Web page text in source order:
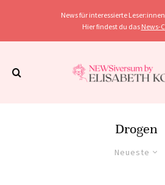
News für interessierte
Hier findest du das News-
Drogen
Neueste